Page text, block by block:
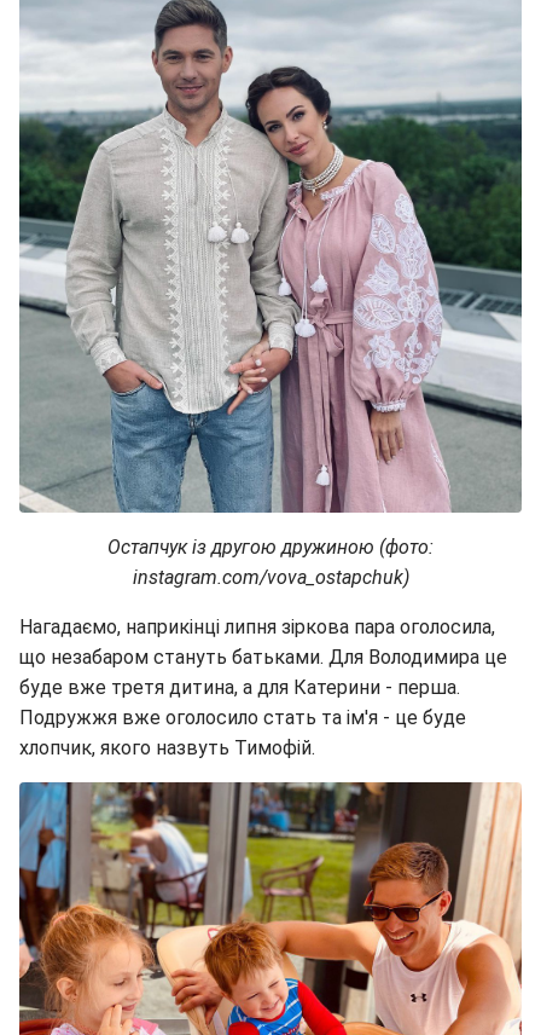
Остапчук із другою дружиною (фото:
instagram.com/vova_ostapchuk)
Нагадаємо, наприкінці липня зіркова пара оголосила,
що незабаром стануть батьками. Для Володимира це
буде вже третя дитина, а для Катерини - перша.
Подружжя вже оголосило стать та ім'я - це буде
хлопчик, якого назвуть Тимофій.